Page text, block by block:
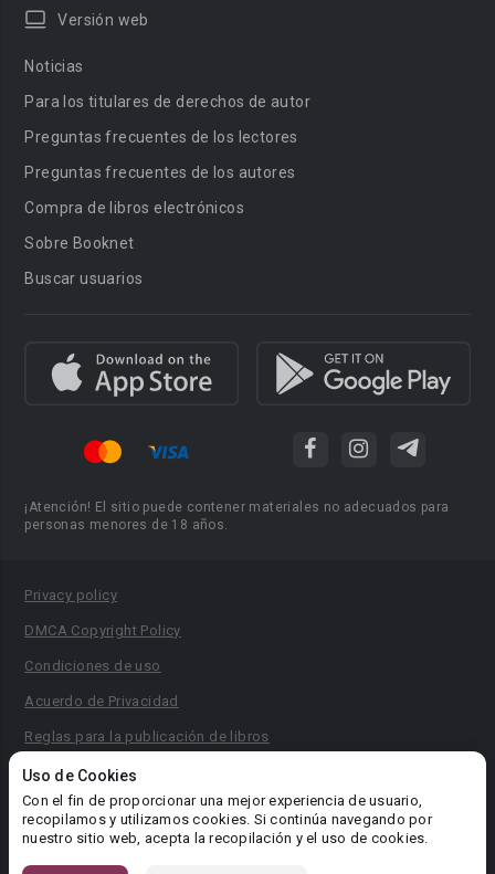
Uso de Cookies
Con el fin de proporcionar una mejor experiencia de usuario,
recopilamos y utilizamos cookies. Si continúa navegando por
nuestro sitio web, acepta la recopilación y el uso de cookies.
Versión web
Noticias
Para los titulares de derechos de autor
Preguntas frecuentes de los lectores
Preguntas frecuentes de los autores
Compra de libros electrónicos
Sobre Booknet
Buscar usuarios
¡Atención! El sitio puede contener materiales no adecuados para
personas menores de 18 años.
Privacy policy
DMCA Copyright Policy
Condiciones de uso
Acuerdo de Privacidad
Reglas para la publicación de libros
Área RR.PP.: pr@booknet.com
© 2026 Booknet. Todos los derechos reservados.